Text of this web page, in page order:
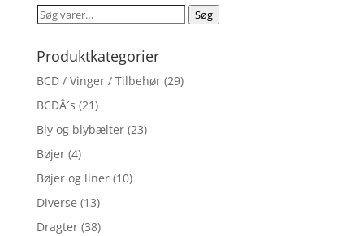
Søg
Søg
Produktkategorier
BCD / Vinger / Tilbehør (29)
BCDÂ´s (21)
Bly og blybælter (23)
Bøjer (4)
Bøjer og liner (10)
Diverse (13)
Dragter (38)